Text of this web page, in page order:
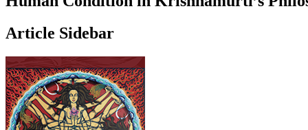
Article Sidebar